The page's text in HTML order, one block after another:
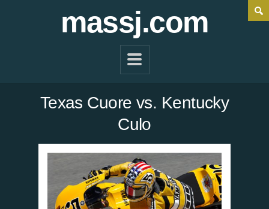
massj.com
Texas Cuore vs. Kentucky
Culo